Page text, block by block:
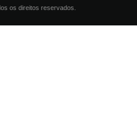
os direitos reservados.